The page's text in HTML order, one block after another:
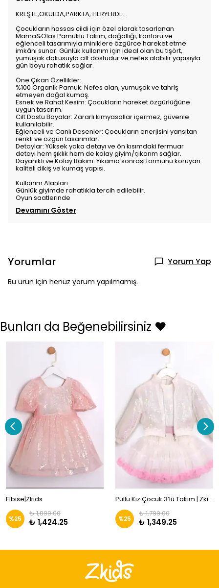
KREŞTE,OKULDA,PARKTA, HERYERDE...
Çocukların hassas cildi için özel olarak tasarlanan
Mama&Olas Pamuklu Takım, doğallığı, konforu ve
eğlenceli tasarımıyla miniklere özgürce hareket etme
imkânı sunar. Günlük kullanım için ideal olan bu tişört,
yumuşak dokusuyla cilt dostudur ve nefes alabilir yapısıyla
gün boyu rahatlık sağlar.
Öne Çıkan Özellikler:
%100 Organik Pamuk: Nefes alan, yumuşak ve tahriş
etmeyen doğal kumaş.
Esnek ve Rahat Kesim: Çocukların hareket özgürlüğüne
uygun tasarım.
Cilt Dostu Boyalar: Zararlı kimyasallar içermez, güvenle
kullanılabilir.
Eğlenceli ve Canlı Desenler: Çocukların enerjisini yansıtan
renkli ve özgün tasarımlar.
Detaylar: Yüksek yaka detayı ve ön kısımdaki fermuar
detayı hem şıklık hem de kolay giyim/çıkarım sağlar.
Dayanıklı ve Kolay Bakım: Yıkama sonrası formunu koruyan
kaliteli dikiş ve kumaş yapısı.
Kullanım Alanları:
Günlük giyimde rahatlıkla tercih edilebilir.
Oyun saatlerinde
Devamını Göster
Yorumlar Yorum Yap
Bu ürün için henüz yorum yapılmamış.
Bunları da Beğenebilirsiniz ❤️
Elbise|Zkids
%25
₺ 1,899.00
₺ 1,424.25
Pullu Kız Çocuk 3’lü Takım | Zkids
%25
₺ 1,799.00
₺ 1,349.25